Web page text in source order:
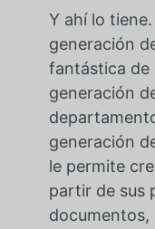
Y ahí lo
generación
fantástica de
generación
generación
le permite
partir de sus
documentos,